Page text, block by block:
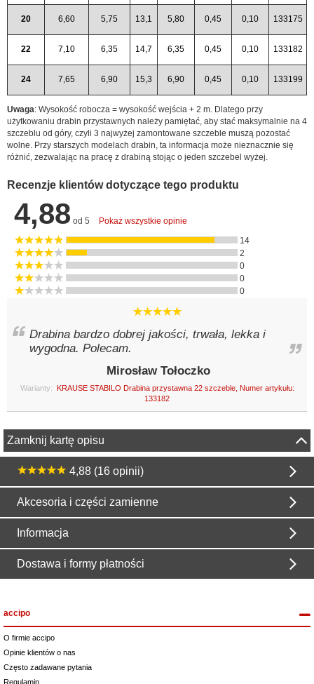
20 6,60 5,75 13,1 5,80 0,45 0,10 133175
22 7,10 6,35 14,7 6,35 0,45 0,10 133182
24 7,65 6,90 15,3 6,90 0,45 0,10 133199
Uwaga: Wysokość robocza = wysokość wejścia + 2 m. Dlatego przy
użytkowaniu drabin przystawnych należy pamiętać, aby stać maksymalnie na 4
szczeblu od góry, czyli 3 najwyżej zamontowane szczeble muszą pozostać
wolne. Przy starszych modelach drabin, ta informacja może nieznacznie się
różnić, zezwalając na pracę z drabiną stojąc o jeden szczebel wyżej.
Recenzje klientów dotyczące tego produktu
4,88 od 5 Pokaż wszystkie opinie
14
2
0
0
0
Drabina bardzo dobrej jakości, trwała, lekka i
wygodna. Polecam.
Mirosław Tołoczko
Warianty:
KRAUSE STABILO Drabina przystawna 22 szczeble, Numer artykułu:
133182
Zamknij kartę opisu
4,88 (16 opinii)
Akcesoria i części zamienne
Informacja
Dostawa i formy płatności
accipo
O firmie accipo
Opinie klientów o nas
Często zadawane pytania
Regulamin